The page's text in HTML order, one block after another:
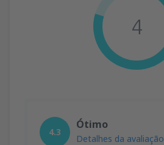
4
4.3
Ótimo
Detalhes da avaliação